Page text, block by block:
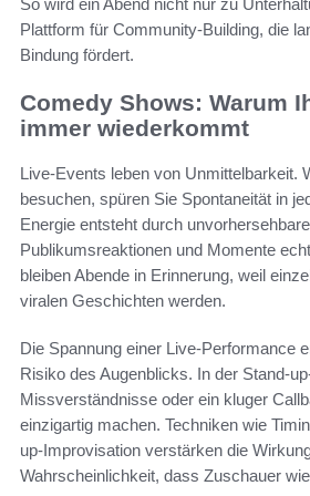
So wird ein Abend nicht nur zu
Plattform für Community-Building, die
Bindung fördert.
Comedy Shows: Warum
immer wiederkommt
Live-Events leben von Unmittelbarkeit.
besuchen, spüren Sie Spontaneität in
Energie entsteht durch
Publikumsreaktionen und Momente
bleiben Abende in Erinnerung, weil
viralen Geschichten werden.
Die Spannung einer Live-Performance
Risiko des Augenblicks. In der Stand-
Missverständnisse oder ein kluger
einzigartig machen. Techniken wie
up-Improvisation verstärken die
Wahrscheinlichkeit, dass Zuschauer